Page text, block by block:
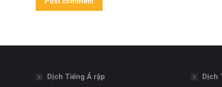
Dịch Tiếng Ả rập Dịch